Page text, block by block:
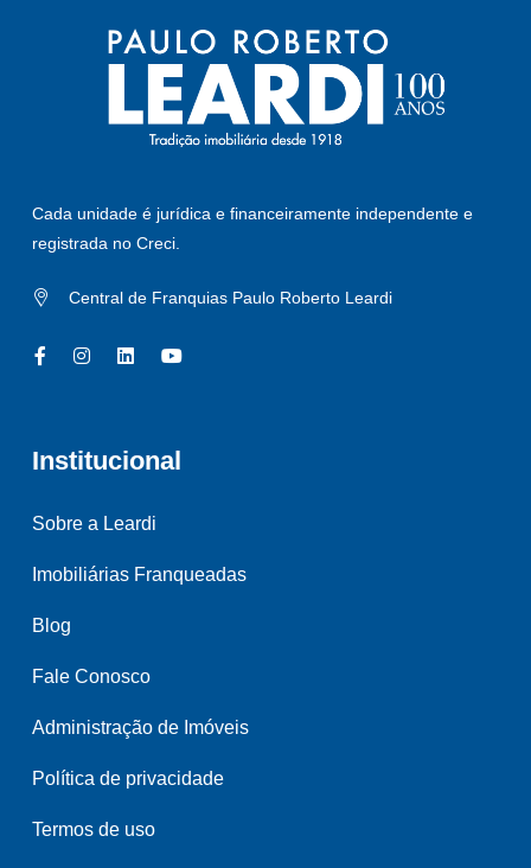
Cada unidade é jurídica e financeiramente independente e
registrada no Creci.
Central de Franquias Paulo Roberto Leardi
Institucional
Sobre a Leardi
Imobiliárias Franqueadas
Blog
Fale Conosco
Administração de Imóveis
Política de privacidade
Termos de uso